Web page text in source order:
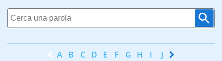
A B C D E F G H I J K